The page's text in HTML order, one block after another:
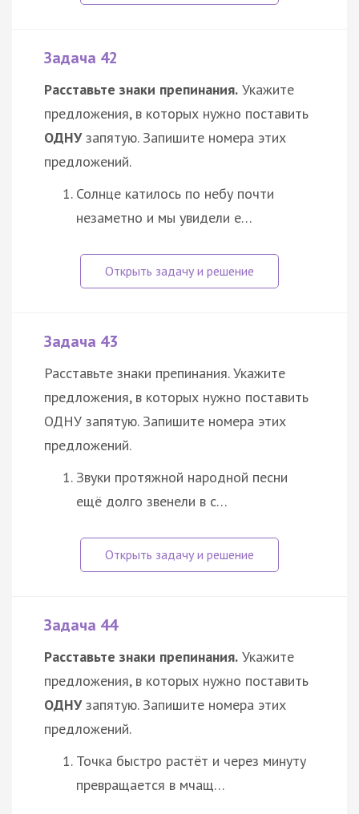
Задача 42
Расставьте знаки препинания. Укажите
предложения, в которых нужно поставить
ОДНУзапятую. Запишите номера этих
предложений.
Солнце катилось по небу почти
незаметно и мы увидели е…
Задача 43
Расставьте знаки препинания. Укажите
предложения, в которых нужно поставить
ОДНУ запятую. Запишите номера этих
предложений.
Звуки протяжной народной песни
ещё долго звенели в с…
Задача 44
Расставьте знаки препинания. Укажите
предложения, в которых нужно поставить
ОДНУзапятую. Запишите номера этих
предложений.
Точка быстро растёт и через минуту
превращается в мчащ…